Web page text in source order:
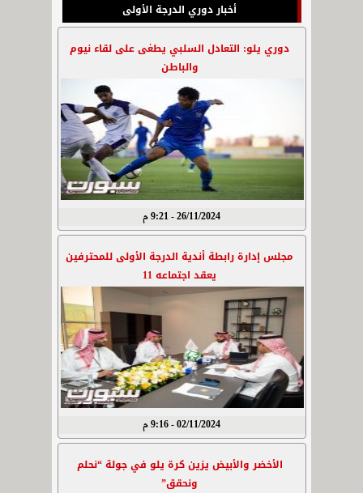
أخبار دوري الدرجة الأولى
دوري يلو: التعادل السلبي يطغى على لقاء نيوم
والباطن
26/11/2024 - 9:21 م
مجلس إدارة رابطة أندية الدرجة الأولى للمحترفين
يعقد اجتماعه 11
02/11/2024 - 9:16 م
الأخضر والأبيض يزين كرة يلو في جولة “نحلم
ونحقق”